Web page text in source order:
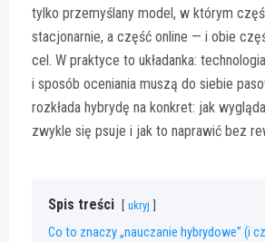
tylko przemyślany model, w którym
stacjonarnie, a część online — i obie
cel. W praktyce to układanka:
i sposób oceniania muszą do siebie
rozkłada hybrydę na konkret: jak
zwykle się psuje i jak to naprawić bez
Spis treści ukryj
Co to znaczy „nauczanie hybrydowe” (i